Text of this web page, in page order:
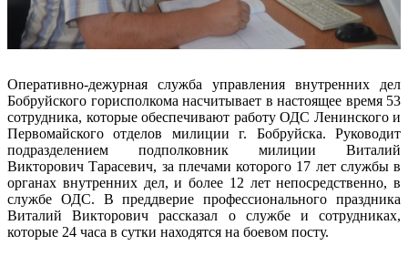
Оперативно-дежурная служба управления внутренних дел
Бобруйского горисполкома насчитывает в настоящее время 53
сотрудника, которые обеспечивают работу ОДС Ленинского и
Первомайского отделов милиции г. Бобруйска. Руководит
подразделением подполковник милиции Виталий
Викторович Тарасевич, за плечами которого 17 лет службы в
органах внутренних дел, и более 12 лет непосредственно, в
службе ОДС. В преддверие профессионального праздника
Виталий Викторович рассказал о службе и сотрудниках,
которые 24 часа в сутки находятся на боевом посту.